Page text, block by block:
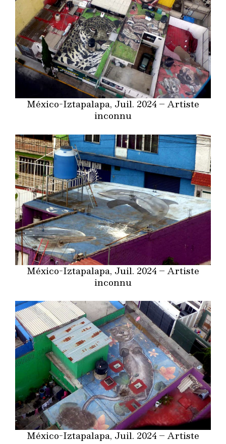
México-Iztapalapa, Juil. 2024 – Artiste
inconnu
México-Iztapalapa, Juil. 2024 – Artiste
inconnu
México-Iztapalapa, Juil. 2024 – Artiste